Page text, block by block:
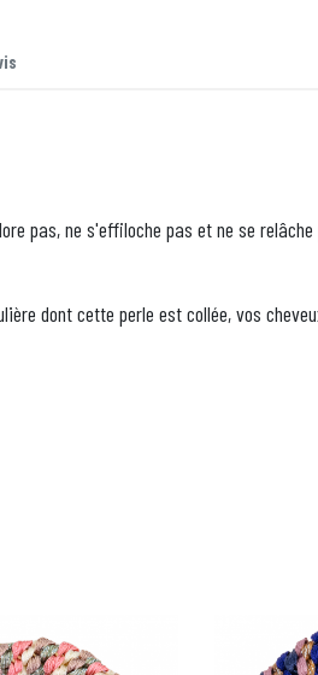
pas, ne s'effiloche pas et ne se
dont cette perle est collée, vos